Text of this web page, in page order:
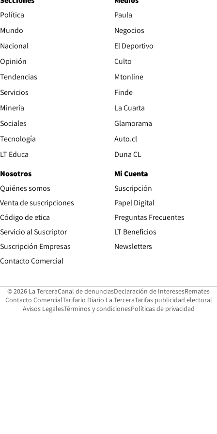
Política
Mundo
Nacional
Opinión
Tendencias
Servicios
Minería
Sociales
Tecnología
LT Educa
Paula
Negocios
El Deportivo
Culto
Mtonline
Finde
La Cuarta
Glamorama
Auto.clOpens in new window
Duna CLOpens in new window
Nosotros
Quiénes somos
Venta de suscripciones
Código de etica Opens in new window
Servicio al Suscriptor
Suscripción Empresas
Contacto ComercialOpens in new window
Mi Cuenta
Suscripción
Papel DigitalOpens in new
Preguntas Frecuentes
LT Beneficios
Newsletters
© 2026 La TerceraCanal de denunciasOpens in new window
Declaración de InteresesOpens in
Remates
Contacto ComercialOpens in new window
Tarifario Diario La TerceraOpens in new window
Tarifas publicidad electoral
Avisos LegalesOpens in new window
Términos y condicionesPolíticas de privacidad